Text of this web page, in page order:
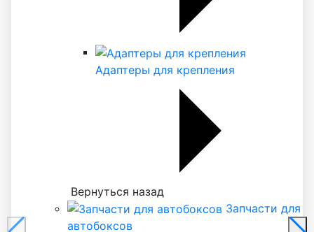
Адаптеры для крепления
Вернуться назад
Запчасти для
автобоксов